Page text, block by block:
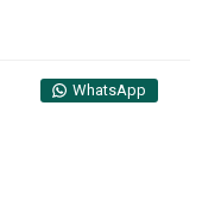
WhatsApp